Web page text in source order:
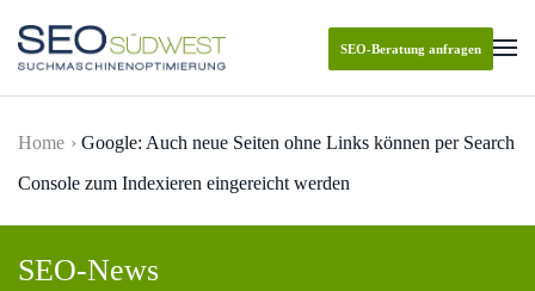
Skip to main content
SEO-Beratung anfragen
Home
Google: Auch neue Seiten ohne Links können per Search
Console zum Indexieren eingereicht werden
SEO-News